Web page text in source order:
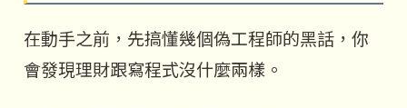
在動手之前，先搞懂幾個偽工程師的黑話，你
會發現理財跟寫程式沒什麼兩樣。